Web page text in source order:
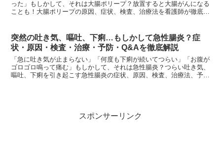
った」もしかして、それは大腸ポリープ？放置すると大腸がんになる
ことも！大腸ポリープの原因、症状、検査、治療法を看護師が徹底解
突然の吐き気、嘔吐、下痢…もしかして急性腸炎？症
状・原因・検査・治療・予防・Q&Aを徹底解説
「急に吐き気が止まらない」「何度も下痢が続いてつらい」「お腹が
ゴロゴロ鳴って痛む」もしかして、それは急性腸炎？つらい吐き気、
嘔吐、下痢を引き起こす急性腸炎の症状、原因、検査、治療法、予防
スポンサーリンク